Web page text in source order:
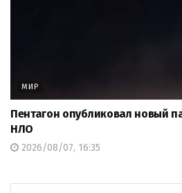
МИР
Пентагон опубликовал новый
НЛО
2026/08/07, 16:35